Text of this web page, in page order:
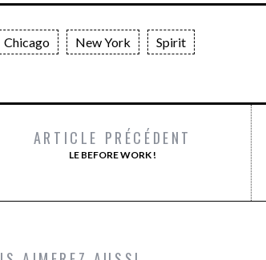
Chicago New York Spirit
ARTICLE PRÉCÉDENT
LE BEFORE WORK !